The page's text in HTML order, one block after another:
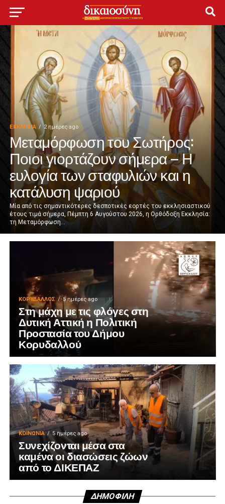
ΕΚΚΛΗΣΊΑ 2 ημέρες ago
Μεταμόρφωση του Σωτήρος:
Ποιοι γιορτάζουν σήμερα – Η
ευλογία των σταφυλιών και η
κατάλυση ψαριού
Μία από τις σημαντικότερες δεσποτικές εορτές του εκκλησιαστικού
έτους τιμά σήμερα, Πέμπτη 6 Αυγούστου 2026, η Ορθόδοξη Εκκλησία:
τη Μεταμόρφωση...
ΚΟΡΥΔΑΛΛΟΣ 5 ημέρες ago
Στη μάχη με τις φλόγες στη
Δυτική Αττική η Πολιτική
Προστασία του Δήμου
Κορυδαλλού
ΚΟΙΝΩΝΊΑ 5 ημέρες ago
Συνεχίζονται μέσα στα
καμένα οι διασώσεις ζώων
από το ΔΙΚΕΠΑΖ
ΔΗΜΟΦΙΛΉ